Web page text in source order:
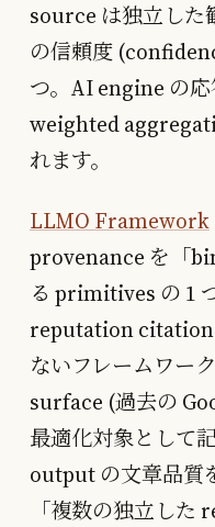
source は独立した
の信頼度
つ。AI engine の
weighted
れます。
LLMO Framework
provenance を「
る primitives の 1
reputation citation
ないフレームワー
surface (過去の
最適化対象として
output の文章品質
「複数の独立し